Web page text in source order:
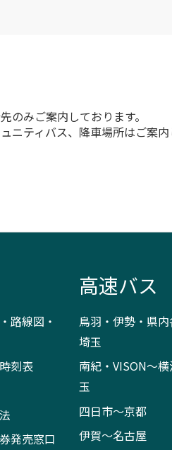
のみご案内しております。
ニティバス、降車場所はご案内
路線図・
刻表
発売窓口
高速バス
鳥羽・伊勢・県内
埼玉
南紀・VISON～
玉
四日市～京都
伊賀～名古屋